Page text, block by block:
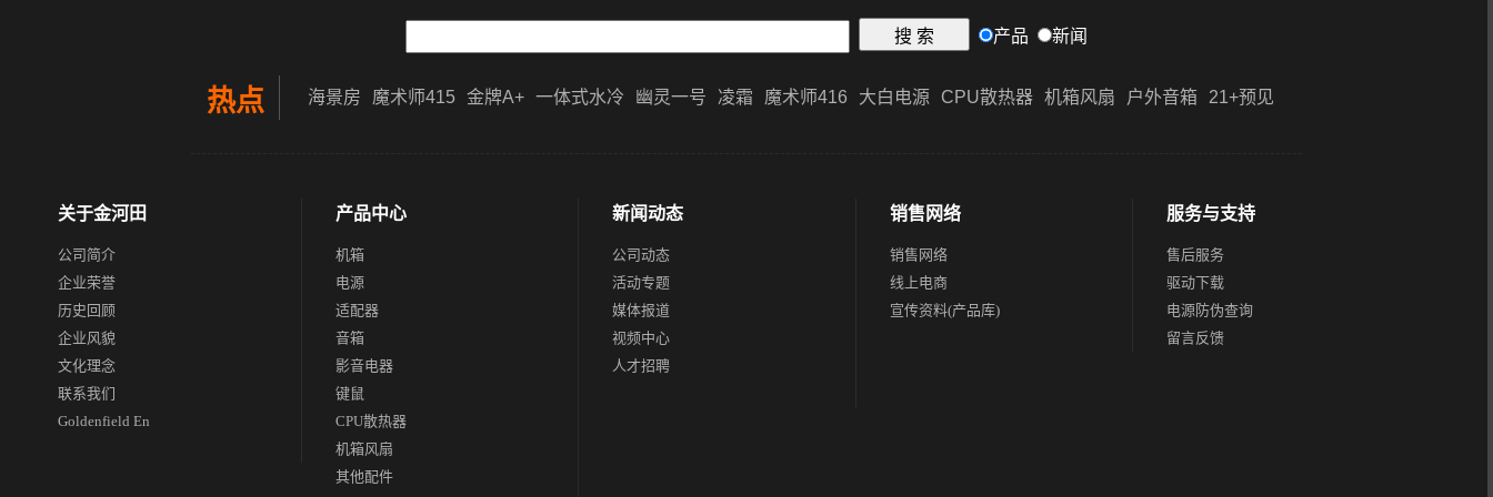
产品 新闻
热点 海景房 魔术师415 金牌A+ 一体式水冷 幽灵一号 凌霜 魔术师416 大白电源 CPU散热器 机箱风扇 户外音箱 21+预见
关于金河田
公司简介
企业荣誉
历史回顾
企业风貌
文化理念
联系我们
Goldenfield En
产品中心
机箱
电源
适配器
音箱
影音电器
键鼠
CPU散热器
机箱风扇
其他配件
新闻动态
公司动态
活动专题
媒体报道
视频中心
人才招聘
销售网络
销售网络
线上电商
宣传资料(产品库)
服务与支持
售后服务
驱动下载
电源防伪查询
留言反馈